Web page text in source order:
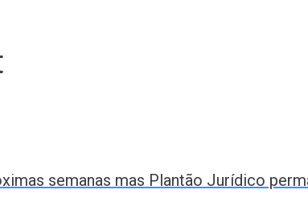
semanas mas Plantão Jurídico